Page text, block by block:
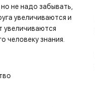
не надо забывать,
увеличиваются и
увеличиваются
человеку знания.